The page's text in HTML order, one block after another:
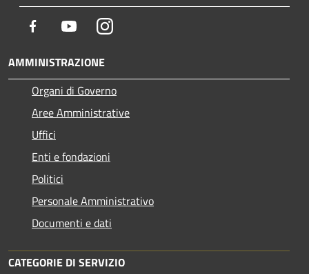
Facebook YoutubeInstagram
AMMINISTRAZIONE
Organi di Governo
Aree Amministrative
Uffici
Enti e fondazioni
Politici
Personale Amministrativo
Documenti e dati
CATEGORIE DI SERVIZIO